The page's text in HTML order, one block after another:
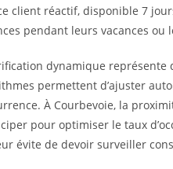
client réactif, disponible 7
pendant leurs vacances
dynamique représente
permettent d’ajuster
À Courbevoie, la
pour optimiser le taux
évite de devoir surveiller